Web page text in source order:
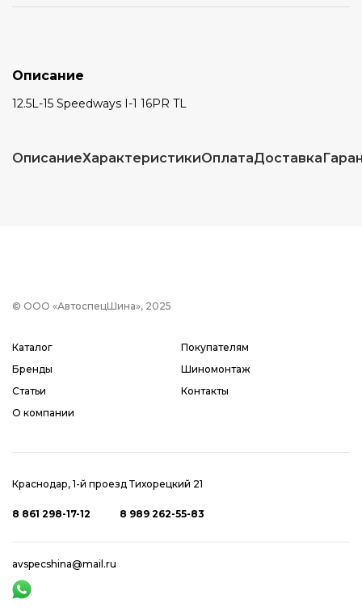
Описание
12.5L-15 Speedways I-1 16PR TL
ОписаниеХарактеристикиОплатаДоставка
© ООО «АвтоспецШина», 2025
Каталог
Бренды
Статьи
О компании
Покупателям
Шиномонтаж
Контакты
Краснодар, 1-й проезд Тихорецкий 21
8 861 298-17-12 8 989 262-55-83
avspecshina@mail.ru